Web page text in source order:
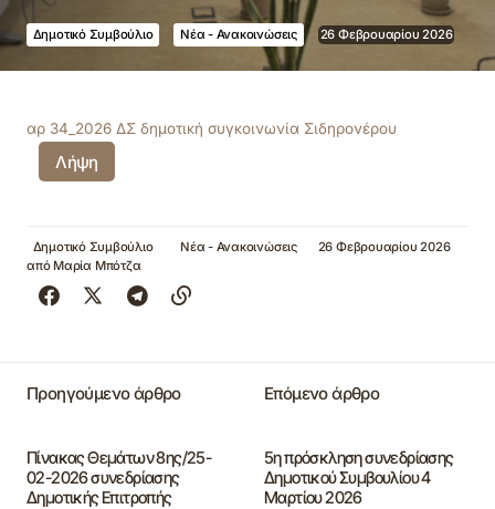
Δημοτικό Συμβούλιο Νέα - Ανακοινώσεις 26 Φεβρουαρίου 2026
αρ 34_2026 ΔΣ δημοτική συγκοινωνία Σιδηρονέρου
Λήψη
Δημοτικό Συμβούλιο Νέα - Ανακοινώσεις
26 Φεβρουαρίου 2026
από Μαρία Μπότζα
Προηγούμενο άρθρο
Πίνακας Θεμάτων 8ης/25-
02-2026 συνεδρίασης
Δημοτικής Επιτροπής
Επόμενο άρθρο
5η πρόσκληση συνεδρίασης
Δημοτικού Συμβουλίου 4
Μαρτίου 2026